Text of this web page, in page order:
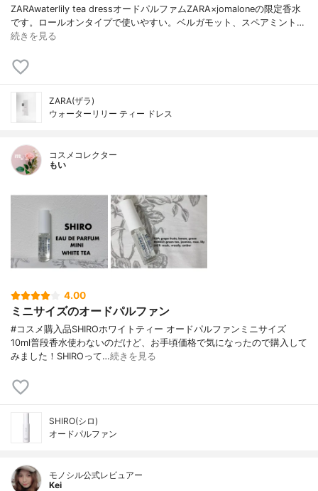
ZARAwaterlily tea dressオードパルファムZARA×jomaloneの限定香水
です。ロールオンタイプで使いやすい。ベルガモット、スペアミント…
続きを見る
ZARA(ザラ)
ウォーターリリー ティー ドレス
コスメコレクター
もい
4.00
ミニサイズのオードパルファン
#コスメ購入品SHIROホワイトティー オードパルファンミニサイズ
10ml普段香水使わないのだけど、お手頃価格で気になったので購入して
みました！SHIROって…続きを見る
SHIRO(シロ)
オードパルファン
モノシル公式レビュアー
Kei